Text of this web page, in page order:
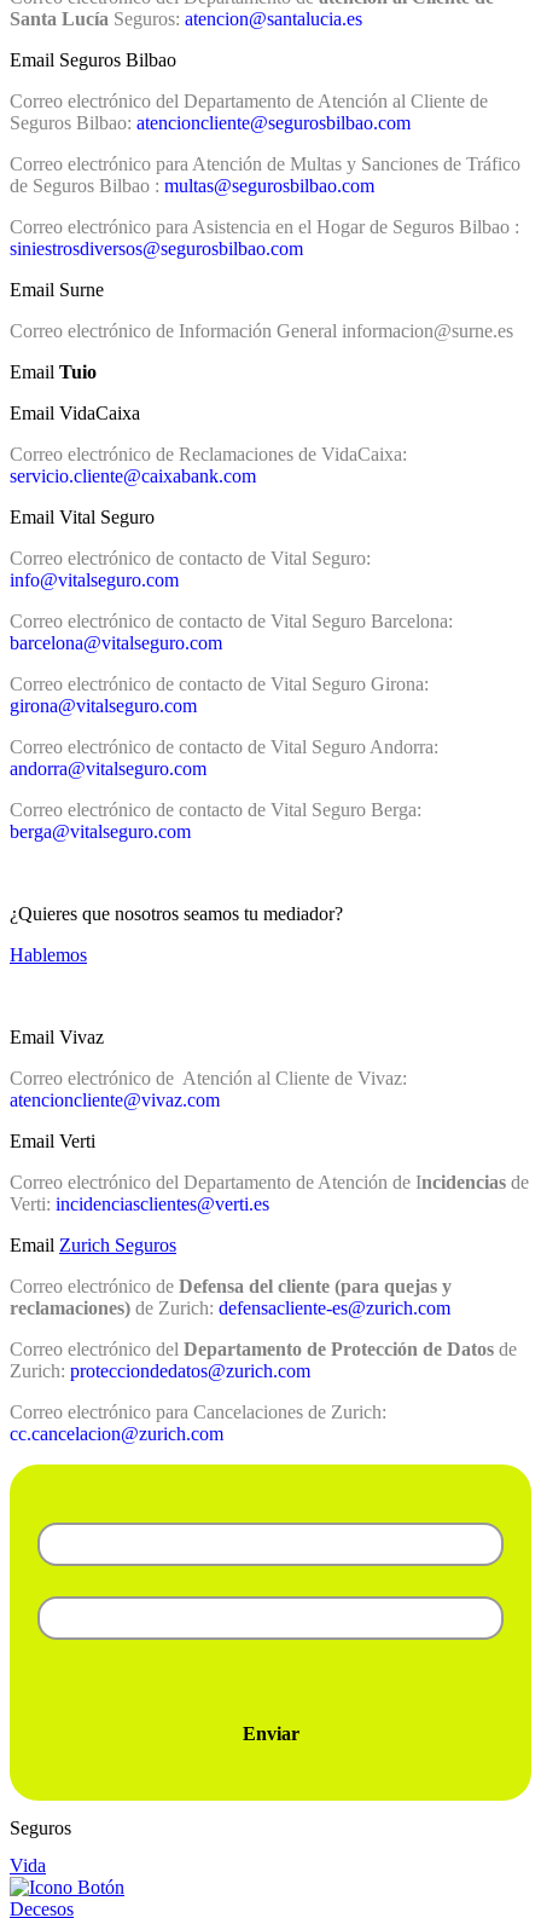
Santa Lucía Seguros: atencion@santalucia.es
Email Seguros Bilbao
Correo electrónico del Departamento de Atención al Cliente de
Seguros Bilbao: atencioncliente@segurosbilbao.com
Correo electrónico para Atención de Multas y Sanciones de Tráfico
de Seguros Bilbao : multas@segurosbilbao.com
Correo electrónico para Asistencia en el Hogar de Seguros Bilbao :
siniestrosdiversos@segurosbilbao.com
Email Surne
Correo electrónico de Información General informacion@surne.es
Email Tuio
Email VidaCaixa
Correo electrónico de Reclamaciones de VidaCaixa:
servicio.cliente@caixabank.com
Email Vital Seguro
Correo electrónico de contacto de Vital Seguro:
info@vitalseguro.com
Correo electrónico de contacto de Vital Seguro Barcelona:
barcelona@vitalseguro.com
Correo electrónico de contacto de Vital Seguro Girona:
girona@vitalseguro.com
Correo electrónico de contacto de Vital Seguro Andorra:
andorra@vitalseguro.com
Correo electrónico de contacto de Vital Seguro Berga:
berga@vitalseguro.com
¿Quieres que nosotros seamos tu mediador?
Hablemos
Email Vivaz
Correo electrónico de Atención al Cliente de Vivaz:
atencioncliente@vivaz.com
Email Verti
Correo electrónico del Departamento de Atención de Incidencias de
Verti: incidenciasclientes@verti.es
Email Zurich Seguros
Correo electrónico de Defensa del cliente (para quejas y
reclamaciones) de Zurich: defensacliente-es@zurich.com
Correo electrónico del Departamento de Protección de Datos de
Zurich: protecciondedatos@zurich.com
Correo electrónico para Cancelaciones de Zurich:
cc.cancelacion@zurich.com
Enviar
Seguros
Vida
Decesos